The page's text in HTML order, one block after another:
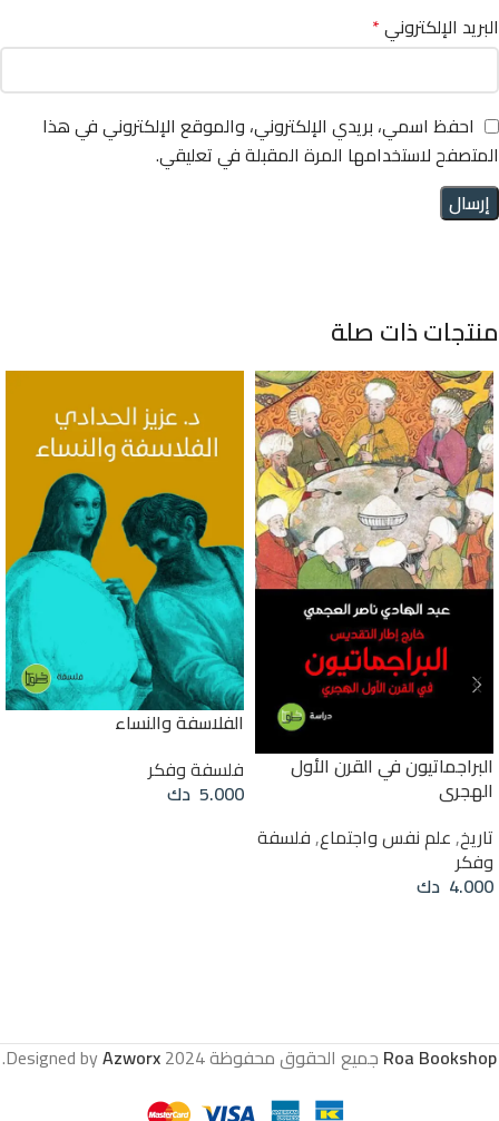
البريد الإلكتروني*
احفظ اسمي، بريدي الإلكتروني، والموقع الإلكتروني في هذا
المتصفح لاستخدامها المرة المقبلة في تعليقي.
منتجات ذات صلة
البراجماتيون في القرن الأول
الهجري
تاريخ,علم نفس واجتماع,فلسفة
وفكر
4.000 دك
الفلاسفة والنساء
فلسفة وفكر
5.000 دك
Roa Bookshop جميع الحقوق محفوظة2024 Designed by
Azworx
.